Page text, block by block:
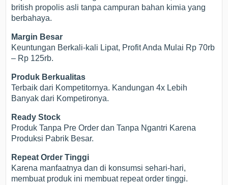
british propolis asli tanpa campuran bahan kimia yang
berbahaya.
Margin Besar
Keuntungan Berkali-kali Lipat, Profit Anda Mulai Rp 70rb
– Rp 125rb.
Produk Berkualitas
Terbaik dari Kompetitornya. Kandungan 4x Lebih
Banyak dari Kompetironya.
Ready Stock
Produk Tanpa Pre Order dan Tanpa Ngantri Karena
Produksi Pabrik Besar.
Repeat Order Tinggi
Karena manfaatnya dan di konsumsi sehari-hari,
membuat produk ini membuat repeat order tinggi.